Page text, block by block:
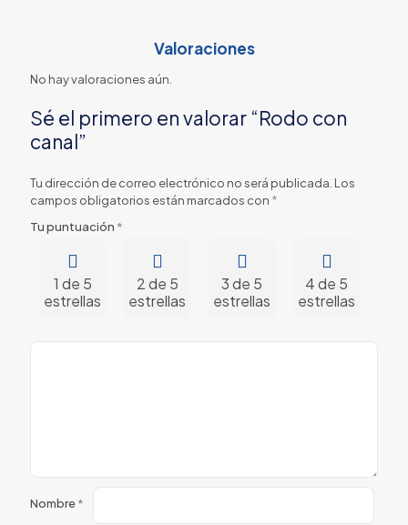
Valoraciones
No hay valoraciones aún.
Sé el primero en valorar “Rodo con
canal”
Tu dirección de correo electrónico no será publicada. Los
campos obligatorios están marcados con *
Tu puntuación *
1 de 5
estrellas
2 de 5
estrellas
3 de 5
estrellas
4 de 5
estrellas
Nombre*